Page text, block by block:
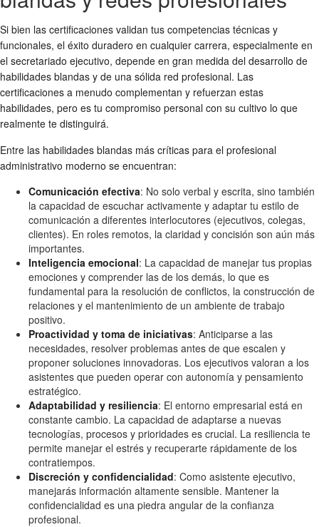
Si bien las certificaciones validan tus competencias técnicas y
funcionales, el éxito duradero en cualquier carrera, especialmente en
el secretariado ejecutivo, depende en gran medida del desarrollo de
habilidades blandas y de una sólida red profesional. Las
certificaciones a menudo complementan y refuerzan estas
habilidades, pero es tu compromiso personal con su cultivo lo que
realmente te distinguirá.
Entre las habilidades blandas más críticas para el profesional
administrativo moderno se encuentran:
Comunicación efectiva: No solo verbal y escrita, sino también
la capacidad de escuchar activamente y adaptar tu estilo de
comunicación a diferentes interlocutores (ejecutivos, colegas,
clientes). En roles remotos, la claridad y concisión son aún más
importantes.
Inteligencia emocional: La capacidad de manejar tus propias
emociones y comprender las de los demás, lo que es
fundamental para la resolución de conflictos, la construcción de
relaciones y el mantenimiento de un ambiente de trabajo
positivo.
Proactividad y toma de iniciativas: Anticiparse a las
necesidades, resolver problemas antes de que escalen y
proponer soluciones innovadoras. Los ejecutivos valoran a los
asistentes que pueden operar con autonomía y pensamiento
estratégico.
Adaptabilidad y resiliencia: El entorno empresarial está en
constante cambio. La capacidad de adaptarse a nuevas
tecnologías, procesos y prioridades es crucial. La resiliencia te
permite manejar el estrés y recuperarte rápidamente de los
contratiempos.
Discreción y confidencialidad: Como asistente ejecutivo,
manejarás información altamente sensible. Mantener la
confidencialidad es una piedra angular de la confianza
profesional.